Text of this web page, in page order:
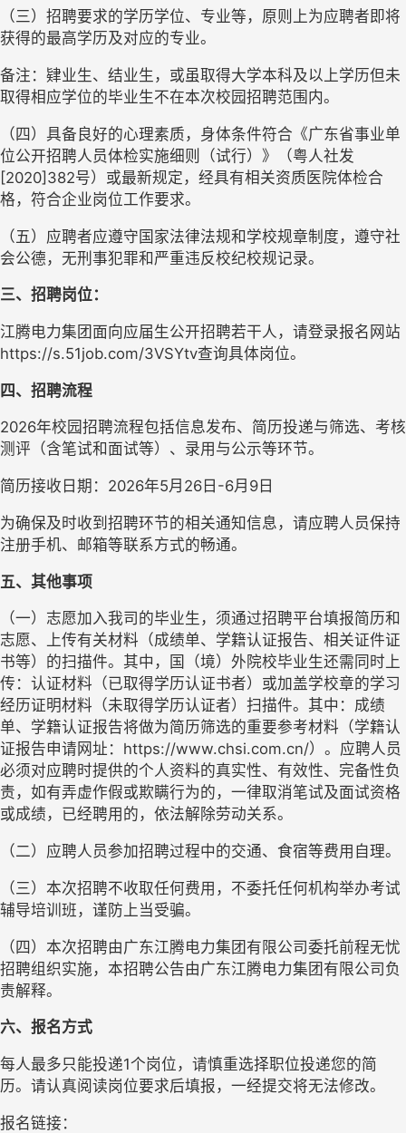
（三） 招聘要求的学历学位、专业等，原则上为应聘者即将
获得的最高学历及对应的专业。
备注：肄业生、结业生，或虽取得大学本科及以上学历但未
取得相应学位的毕业生不在本次校园招聘范围内。
（四） 具备良好的心理素质，身体条件符合《广东省事业单
位公开招聘人员体检实施细则（试行）》（粤人社发
[2020]382号）或最新规定，经具有相关资质医院体检合
格，符合企业岗位工作要求。
（五） 应聘者应遵守国家法律法规和学校规章制度，遵守社
会公德，无刑事犯罪和严重违反校纪校规记录。
三、 招聘岗位：
江腾电力集团面向应届生公开招聘若干人，请登录报名网站
https://s.51job.com/3VSYtv查询具体岗位。
四、 招聘流程
2026年校园招聘流程包括信息发布、简历投递与筛选、考核
测评（含笔试和面试等）、录用与公示等环节。
简历接收日期：2026年5月26日-6月9日
为确保及时收到招聘环节的相关通知信息，请应聘人员保持
注册手机、邮箱等联系方式的畅通。
五、 其他事项
（一） 志愿加入我司的毕业生，须通过招聘平台填报简历和
志愿、上传有关材料（成绩单、学籍认证报告、相关证件证
书等）的扫描件。其中，国（境）外院校毕业生还需同时上
传：认证材料（已取得学历认证书者）或加盖学校章的学习
经历证明材料（未取得学历认证者）扫描件。其中：成绩
单、学籍认证报告将做为简历筛选的重要参考材料（学籍认
证报告申请网址：https://www.chsi.com.cn/）。应聘人员
必须对应聘时提供的个人资料的真实性、有效性、完备性负
责，如有弄虚作假或欺瞒行为的，一律取消笔试及面试资格
或成绩，已经聘用的，依法解除劳动关系。
（二） 应聘人员参加招聘过程中的交通、食宿等费用自理。
（三） 本次招聘不收取任何费用，不委托任何机构举办考试
辅导培训班，谨防上当受骗。
（四） 本次招聘由广东江腾电力集团有限公司委托前程无忧
招聘组织实施，本招聘公告由广东江腾电力集团有限公司负
责解释。
六、 报名方式
每人最多只能投递1个岗位，请慎重选择职位投递您的简
历。请认真阅读岗位要求后填报，一经提交将无法修改。
报名链接：